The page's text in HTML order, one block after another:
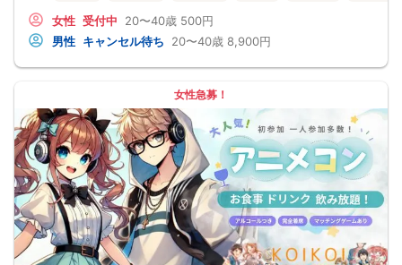
女性 受付中 20〜40歳 500円
男性 キャンセル待ち 20〜40歳 8,900円
女性急募！